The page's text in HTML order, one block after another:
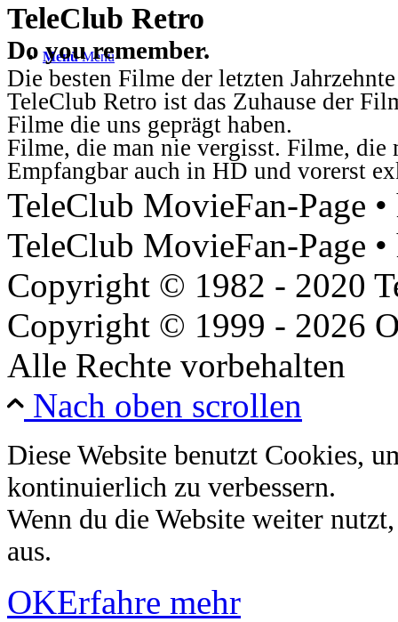
Menü Menü
TeleClub Retro
Do you remember.
Die besten Filme der letzten
TeleClub Retro ist das Zuhause der
Filme die uns geprägt haben.
Filme, die man nie vergisst. Filme, die
Empfangbar auch in HD und vorerst
TeleClub MovieFan-Page
TeleClub MovieFan-Page
Copyright © 1982 - 2020
Copyright © 1999 - 2026
Alle Rechte vorbehalten
Nach oben scrollen
Diese Website benutzt Cookies,
kontinuierlich zu verbessern.
Wenn du die Website weiter
aus.
OKErfahre mehr